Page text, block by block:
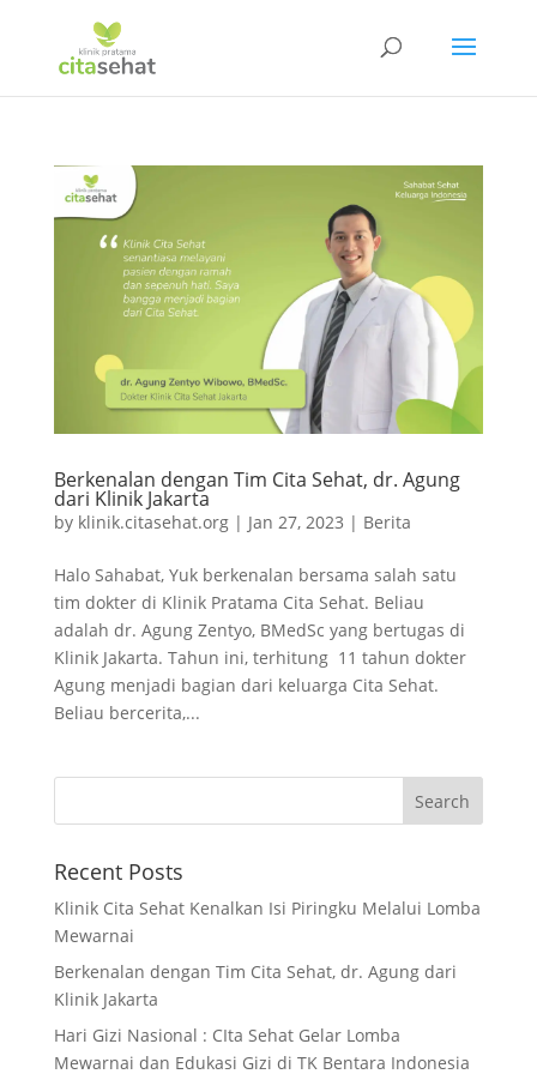
Berkenalan dengan Tim Cita Sehat, dr. Agung
dari Klinik Jakarta
by klinik.citasehat.org| Jan 27, 2023 | Berita
Halo Sahabat, Yuk berkenalan bersama salah satu
tim dokter di Klinik Pratama Cita Sehat. Beliau
adalah dr. Agung Zentyo, BMedSc yang bertugas di
Klinik Jakarta. Tahun ini, terhitung 11 tahun dokter
Agung menjadi bagian dari keluarga Cita Sehat.
Beliau bercerita,...
Recent Posts
Klinik Cita Sehat Kenalkan Isi Piringku Melalui Lomba
Mewarnai
Berkenalan dengan Tim Cita Sehat, dr. Agung dari
Klinik Jakarta
Hari Gizi Nasional : CIta Sehat Gelar Lomba
Mewarnai dan Edukasi Gizi di TK Bentara Indonesia